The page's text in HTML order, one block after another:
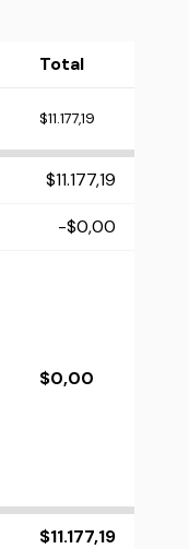
Total
$11.177,19
$11.177,19
-$0,00
$0,00
$11.177,19